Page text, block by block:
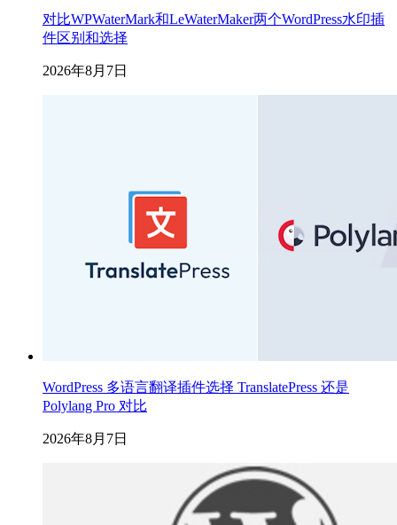
对比WPWaterMark和LeWaterMaker两个WordPress水印插
件区别和选择
2026年8月7日
WordPress 多语言翻译插件选择 TranslatePress 还是
Polylang Pro 对比
2026年8月7日